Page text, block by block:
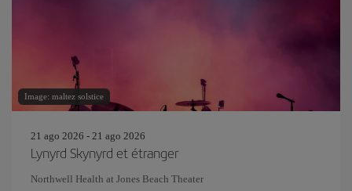
Image: maltez solstice
21 ago 2026 - 21 ago 2026
Lynyrd Skynyrd et étranger
Northwell Health at Jones Beach Theater